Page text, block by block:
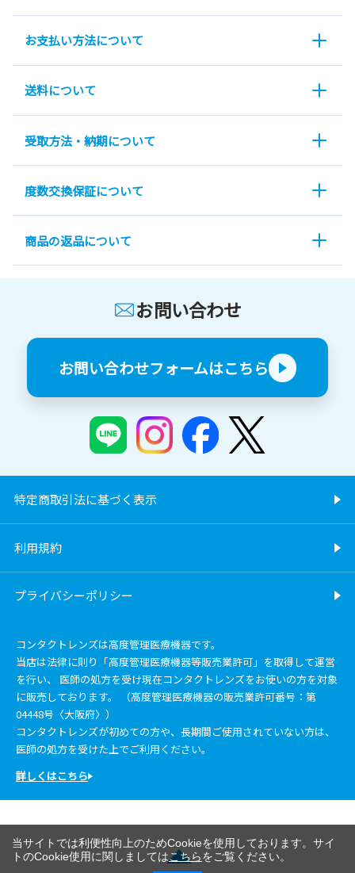
お支払い方法について
送料について
受取方法・納期について
度数交換保証について
商品の返品について
お問い合わせ
お問い合わせフォームはこちら
特定商取引法に基づく表示
利用規約
プライバシーポリシー
コンタクトレンズは高度管理医療機器です。
当店は法律に則り「高度管理医療機器等販売業許可」を取得して運営
を行い、 医師の処方を受け現在コンタクトレンズをお使いの方を対象
に販売しております。 （高度管理医療機器の販売業許可番号：第
04448号〈大阪府〉）
コンタクトレンズが初めての方や、長期間ご使用されていない方は、
医師の処方を受けた上でご利用ください。
詳しくはこちら
当サイトでは利便性向上のためCookieを使用しております。サイ
トのCookie使用に関しましてはこちらをご覧ください。